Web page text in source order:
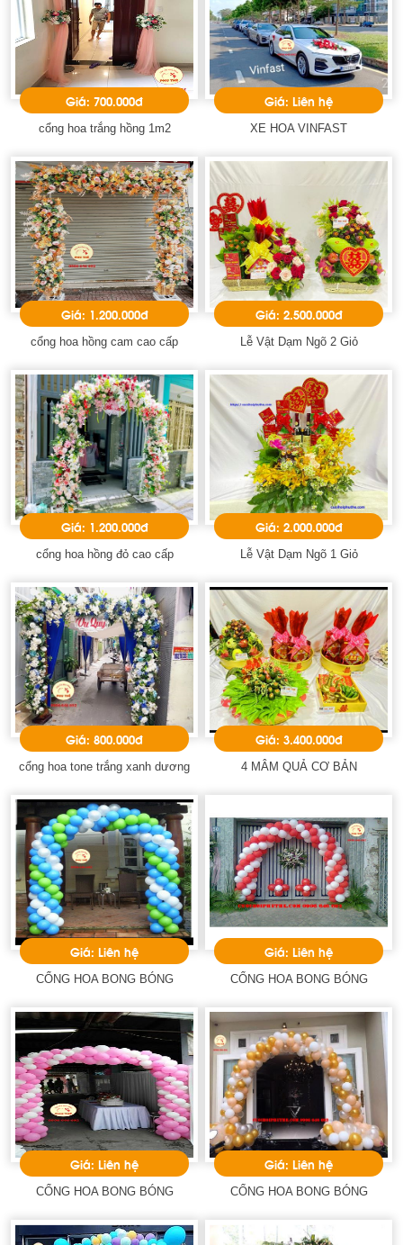
Giá: 700.000đ
cổng hoa trắng hồng 1m2
Giá: Liên hệ
XE HOA VINFAST
Giá: 1.200.000đ
cổng hoa hồng cam cao cấp
Giá: 2.500.000đ
Lễ Vật Dạm Ngõ 2 Giỏ
Giá: 1.200.000đ
cổng hoa hồng đỏ cao cấp
Giá: 2.000.000đ
Lễ Vật Dạm Ngõ 1 Giỏ
Giá: 800.000đ
cổng hoa tone trắng xanh dương
Giá: 3.400.000đ
4 MÂM QUẢ CƠ BẢN
Giá: Liên hệ
CỔNG HOA BONG BÓNG
Giá: Liên hệ
CỔNG HOA BONG BÓNG
Giá: Liên hệ
CỔNG HOA BONG BÓNG
Giá: Liên hệ
CỔNG HOA BONG BÓNG